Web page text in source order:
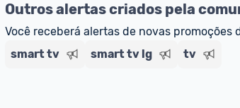
Outros alertas criados pela
Você receberá alertas de novas promoções
smart tv
smart tv lg tv